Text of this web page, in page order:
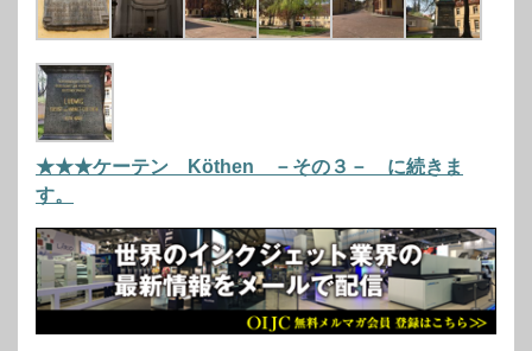
★★★ケーテン Köthen －その３－ に続きま
す。